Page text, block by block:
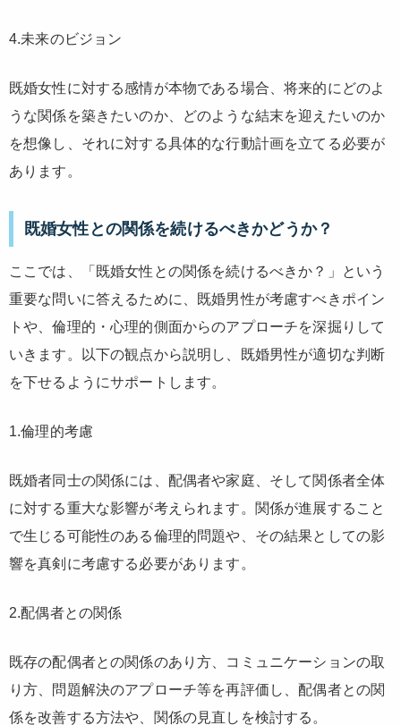
4.未来のビジョン
既婚女性に対する感情が本物である場合、将来的にどのよ
うな関係を築きたいのか、どのような結末を迎えたいのか
を想像し、それに対する具体的な行動計画を立てる必要が
あります。
既婚女性との関係を続けるべきかどうか？
ここでは、「既婚女性との関係を続けるべきか？」という
重要な問いに答えるために、既婚男性が考慮すべきポイン
トや、倫理的・心理的側面からのアプローチを深掘りして
いきます。以下の観点から説明し、既婚男性が適切な判断
を下せるようにサポートします。
1.倫理的考慮
既婚者同士の関係には、配偶者や家庭、そして関係者全体
に対する重大な影響が考えられます。関係が進展すること
で生じる可能性のある倫理的問題や、その結果としての影
響を真剣に考慮する必要があります。
2.配偶者との関係
既存の配偶者との関係のあり方、コミュニケーションの取
り方、問題解決のアプローチ等を再評価し、配偶者との関
係を改善する方法や、関係の見直しを検討する。